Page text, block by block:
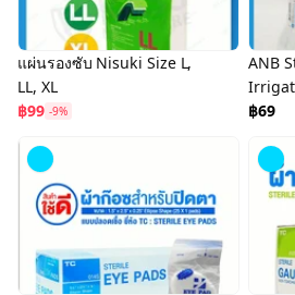
แผ่นรองซับ Nisuki Size L,
LL, XL
฿99 -9%
ANB
ปราศ
฿69